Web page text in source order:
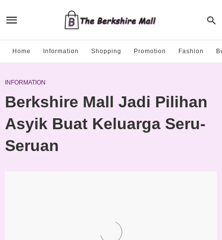
Home Information Shopping Promotion Fashion
INFORMATION
Berkshire Mall Jadi Pilihan
Asyik Buat Keluarga Seru-
Seruan